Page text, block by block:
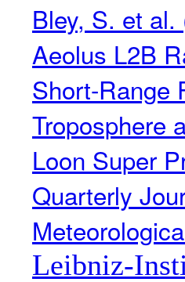
Bley, S. et
Aeolus L2B
Short-Range
Troposphere
Loon Super
Quarterly
Leibniz-